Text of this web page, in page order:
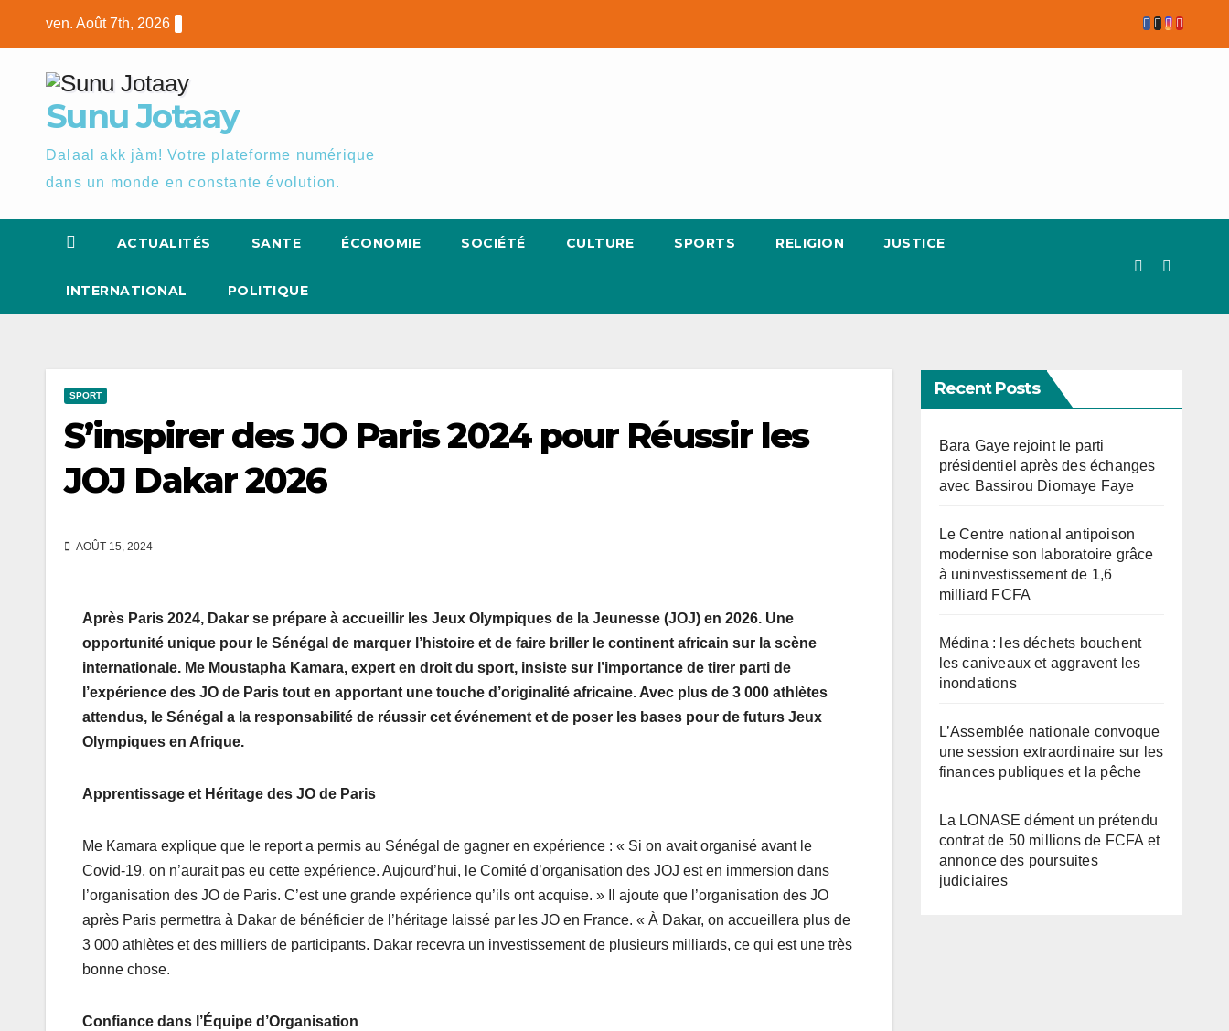
ven. Août 7th, 2026
Sunu Jotaay
Dalaal akk jàm! Votre plateforme numérique
dans un monde en constante évolution.
ACTUALITÉS SANTE ÉCONOMIE SOCIÉTÉ CULTURE SPORTS RELIGION JUSTICE
INTERNATIONAL POLITIQUE
SPORT
S’inspirer des JO Paris 2024 pour Réussir les
JOJ Dakar 2026
AOÛT 15, 2024
Après Paris 2024, Dakar se prépare à accueillir les Jeux Olympiques de la Jeunesse (JOJ) en 2026. Une
opportunité unique pour le Sénégal de marquer l’histoire et de faire briller le continent africain sur la scène
internationale. Me Moustapha Kamara, expert en droit du sport, insiste sur l’importance de tirer parti de
l’expérience des JO de Paris tout en apportant une touche d’originalité africaine. Avec plus de 3 000 athlètes
attendus, le Sénégal a la responsabilité de réussir cet événement et de poser les bases pour de futurs Jeux
Olympiques en Afrique.
Apprentissage et Héritage des JO de Paris
Me Kamara explique que le report a permis au Sénégal de gagner en expérience : « Si on avait organisé avant le
Covid-19, on n’aurait pas eu cette expérience. Aujourd’hui, le Comité d’organisation des JOJ est en immersion dans
l’organisation des JO de Paris. C’est une grande expérience qu’ils ont acquise. » Il ajoute que l’organisation des JO
après Paris permettra à Dakar de bénéficier de l’héritage laissé par les JO en France. « À Dakar, on accueillera plus de
3 000 athlètes et des milliers de participants. Dakar recevra un investissement de plusieurs milliards, ce qui est une très
bonne chose.
Confiance dans l’Équipe d’Organisation
Recent Posts
Bara Gaye rejoint le parti
présidentiel après des échanges
avec Bassirou Diomaye Faye
Le Centre national antipoison
modernise son laboratoire grâce
à uninvestissement de 1,6
milliard FCFA
Médina : les déchets bouchent
les caniveaux et aggravent les
inondations
L’Assemblée nationale convoque
une session extraordinaire sur les
finances publiques et la pêche
La LONASE dément un prétendu
contrat de 50 millions de FCFA et
annonce des poursuites
judiciaires